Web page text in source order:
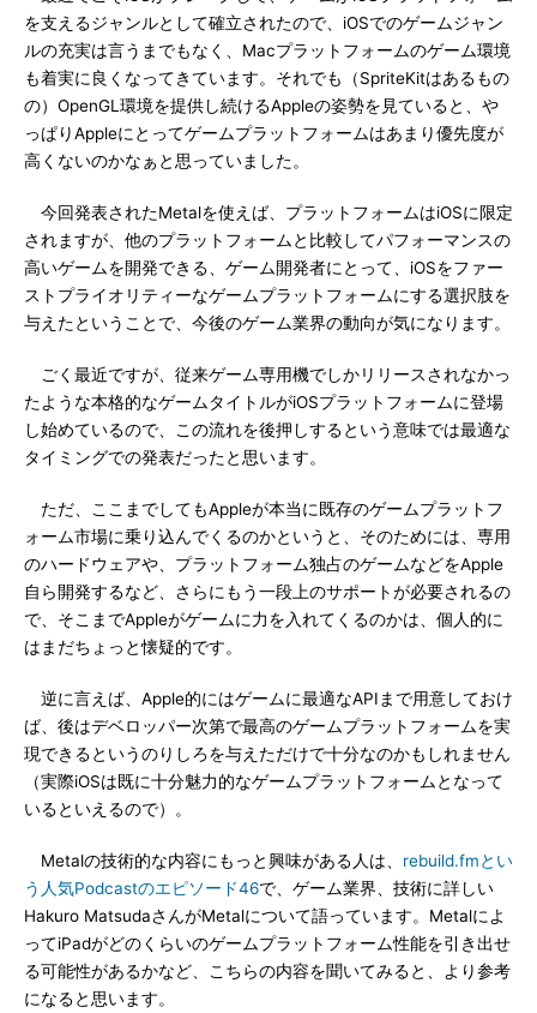
を支えるジャンルとして確立されたので、iOSでのゲームジャン
ルの充実は言うまでもなく、Macプラットフォームのゲーム環境
も着実に良くなってきています。それでも（SpriteKitはあるもの
の）OpenGL環境を提供し続けるAppleの姿勢を見ていると、や
っぱりAppleにとってゲームプラットフォームはあまり優先度が
高くないのかなぁと思っていました。
今回発表されたMetalを使えば、プラットフォームはiOSに限定
されますが、他のプラットフォームと比較してパフォーマンスの
高いゲームを開発できる、ゲーム開発者にとって、iOSをファー
ストプライオリティーなゲームプラットフォームにする選択肢を
与えたということで、今後のゲーム業界の動向が気になります。
ごく最近ですが、従来ゲーム専用機でしかリリースされなかっ
たような本格的なゲームタイトルがiOSプラットフォームに登場
し始めているので、この流れを後押しするという意味では最適な
タイミングでの発表だったと思います。
ただ、ここまでしてもAppleが本当に既存のゲームプラットフ
ォーム市場に乗り込んでくるのかというと、そのためには、専用
のハードウェアや、プラットフォーム独占のゲームなどをApple
自ら開発するなど、さらにもう一段上のサポートが必要されるの
で、そこまでAppleがゲームに力を入れてくるのかは、個人的に
はまだちょっと懐疑的です。
逆に言えば、Apple的にはゲームに最適なAPIまで用意しておけ
ば、後はデベロッパー次第で最高のゲームプラットフォームを実
現できるというのりしろを与えただけで十分なのかもしれません
（実際iOSは既に十分魅力的なゲームプラットフォームとなって
いるといえるので）。
Metalの技術的な内容にもっと興味がある人は、 rebuild.fmとい
う人気Podcastのエピソード46で、ゲーム業界、技術に詳しい
Hakuro MatsudaさんがMetalについて語っています。Metalによ
ってiPadがどのくらいのゲームプラットフォーム性能を引き出せ
る可能性があるかなど、こちらの内容を聞いてみると、より参考
になると思います。